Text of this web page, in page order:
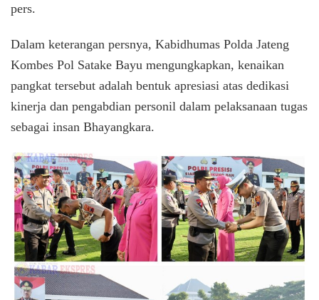
pers.
Dalam keterangan persnya, Kabidhumas Polda Jateng
Kombes Pol Satake Bayu mengungkapkan, kenaikan
pangkat tersebut adalah bentuk apresiasi atas dedikasi
kinerja dan pengabdian personil dalam pelaksanaan tugas
sebagai insan Bhayangkara.